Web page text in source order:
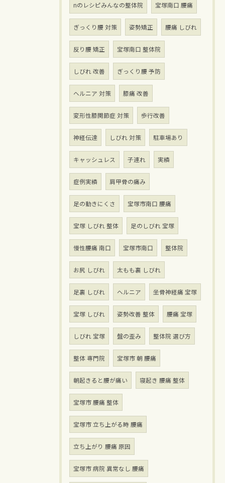
nのレシピみんなの整体院 宝塚南口 腰痛
ぎっくり腰 対策 姿勢矯正 腰痛 しびれ
反り腰 矯正 宝塚南口 整体院
しびれ 改善 ぎっくり腰 予防
ヘルニア 対策 膝痛 改善
変形性膝関節症 対策 歩行改善
神経伝達 しびれ 対策 駐車場あり
キャッシュレス 子連れ 実績
症例実績 肩甲骨の痛み
足の動きにくさ 宝塚市南口 腰痛
宝塚 しびれ 整体 足のしびれ 宝塚
慢性腰痛 南口 宝塚市南口 整体院
お尻 しびれ 太もも裏 しびれ
足裏 しびれ ヘルニア 坐骨神経痛 宝塚
宝塚 しびれ 姿勢改善 整体 腰痛 宝塚
しびれ 宝塚 盤の歪み 整体院 選び方
整体 専門院 宝塚市 朝 腰痛
朝起きると腰が痛い 寝起き 腰痛 整体
宝塚市 腰痛 整体
宝塚市 立ち上がる時 腰痛
立ち上がり 腰痛 原因
宝塚市 病院 異常なし 腰痛